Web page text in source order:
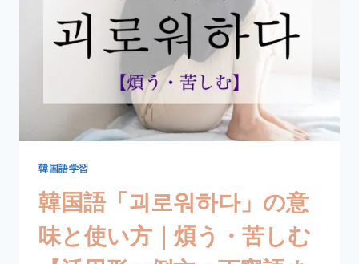
使
か
れ
る
【活
用
韓国語学習
韓国語「괴로워하다」の意
味と使い方｜煩う・苦しむ